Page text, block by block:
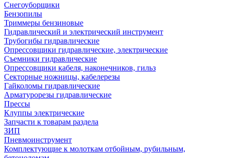
Снегоуборщики
Бензопилы
Триммеры бензиновые
Гидравлический и электрический инструмент
Трубогибы гидравлические
Опрессовщики гидравлические, электрические
Съемники гидравлические
Опрессовщики кабеля, наконечников, гильз
Секторные ножницы, кабелерезы
Гайколомы гидравлические
Арматурорезы гидравлические
Прессы
Клуппы электрические
Запчасти к товарам раздела
ЗИП
Пневмоинструмент
Комплектующие к молоткам отбойным, рубильным,